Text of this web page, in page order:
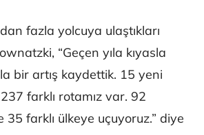
fazla yolcuya ulaştıkları
“Geçen yıla kıyasla
bir artış kaydettik. 15 yeni
farklı rotamız var. 92
farklı ülkeye uçuyoruz.” diye